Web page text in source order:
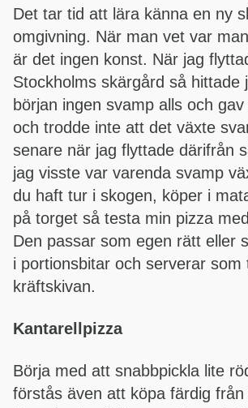
Det tar tid att lära känna en ny
omgivning. När man vet var
är det ingen konst. När jag
Stockholms skärgård så hittade
början ingen svamp alls och
och trodde inte att det växte
senare när jag flyttade därifrån
jag visste var varenda svamp
du haft tur i skogen, köper i
på torget så testa min pizza
Den passar som egen rätt eller
i portionsbitar och serverar som
kräftskivan.
Kantarellpizza
Börja med att snabbpickla lite
förstås även att köpa färdig från